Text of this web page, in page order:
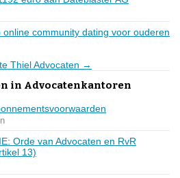
community dating voor ouderen
Thiel Advocaten →
in Advocatenkantoren
Orde van Advocaten en RvR
13)